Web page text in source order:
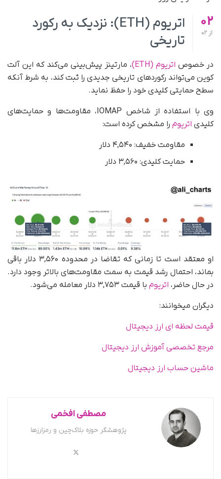
02
از
اتریوم (ETH): نزدیک به رکورد
تاریخی
در خصوص اتریوم (ETH)
، مارتینز پیش‌بینی می‌کند که این آلت
کوین می‌تواند رکوردهای تاریخی جدیدی را ثبت کند، به شرط آنکه
سطح حمایتی کلیدی خود را حفظ نماید.
وی با استفاده از شاخص IOMAP، مقاومت‌ها و حمایت‌های
کلیدی اتریوم را مشخص کرده است:
مقاومت خفیف: ۴,۵۴۰ دلار
حمایت کلیدی: ۳,۵۶۰ دلار
او معتقد است تا زمانی که تقاضا در محدوده ۳,۵۶۰ دلار باقی
بماند، احتمال رشد قیمت به سمت مقاومت‌های بالاتر وجود دارد.
در حال حاضر، اتریوم با قیمت ۳,۷۵۳ دلار معامله می‌شود.
دیگران میخوانند:
قیمت لحظه ای ارز دیجیتال
مرجع تخصصی آموزش ارز دیجیتال
ماشین حساب ارز دیجیتال
مصطفی افخمی
پژوهشگر حوزه بلاک‌چین و رمزارزها